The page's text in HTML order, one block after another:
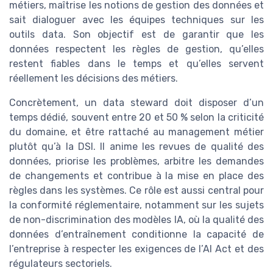
métiers, maîtrise les notions de gestion des données et
sait dialoguer avec les équipes techniques sur les
outils data. Son objectif est de garantir que les
données respectent les règles de gestion, qu’elles
restent fiables dans le temps et qu’elles servent
réellement les décisions des métiers.
Concrètement, un data steward doit disposer d’un
temps dédié, souvent entre 20 et 50 % selon la criticité
du domaine, et être rattaché au management métier
plutôt qu’à la DSI. Il anime les revues de qualité des
données, priorise les problèmes, arbitre les demandes
de changements et contribue à la mise en place des
règles dans les systèmes. Ce rôle est aussi central pour
la conformité réglementaire, notamment sur les sujets
de non-discrimination des modèles IA, où la qualité des
données d’entraînement conditionne la capacité de
l’entreprise à respecter les exigences de l’AI Act et des
régulateurs sectoriels.